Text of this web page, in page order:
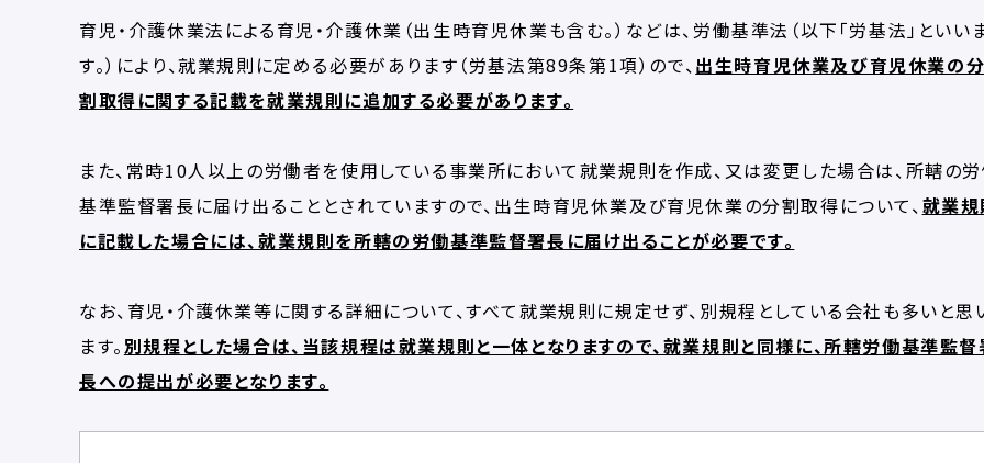
育児・介護休業法による育児・介護休業（出生時育児休業も含む。）などは、労働基準法（以下「労基法」といい
す。）により、就業規則に定める必要があります（労基法第89条第1項）ので、出生時育児休業及び育児休業の分
割取得に関する記載を就業規則に追加する必要があります。
また、常時10人以上の労働者を使用している事業所において就業規則を作成、​​​​​​又は変更した場合は、所轄の
基準監督署長に届け出ることとされていますので、出生時育児休業及び育児休業の分割取得について、就業規
に記載した場合には、就業規則を所轄の労働基準監督署長に届け出ることが必要です。
なお、育児・介護休業等に関する詳細について、すべて就業規則に規定せず、別規程としている会社も多いと思
ます。別規程とした場合は、当該規程は就業規則と一体となりますので、就業規則と同様に、所轄労働基準監督
長への提出が必要となります。